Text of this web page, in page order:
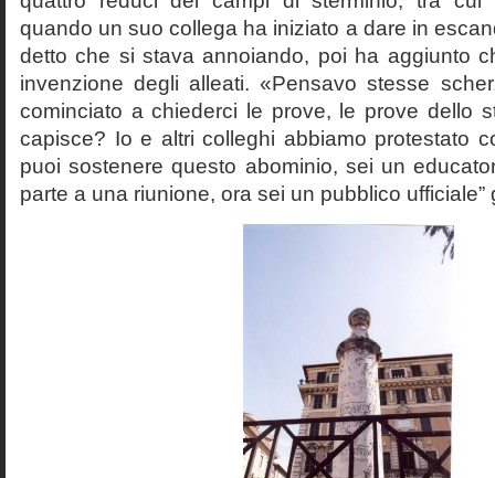
quando un suo collega ha iniziato a dare in
detto che si stava annoiando, poi ha aggiunto
invenzione degli alleati. «Pensavo stesse
cominciato a chiederci le prove, le prove dello
capisce? Io e altri colleghi abbiamo protestato
puoi sostenere questo abominio, sei un
parte a una riunione, ora sei un pubblico ufficiale”